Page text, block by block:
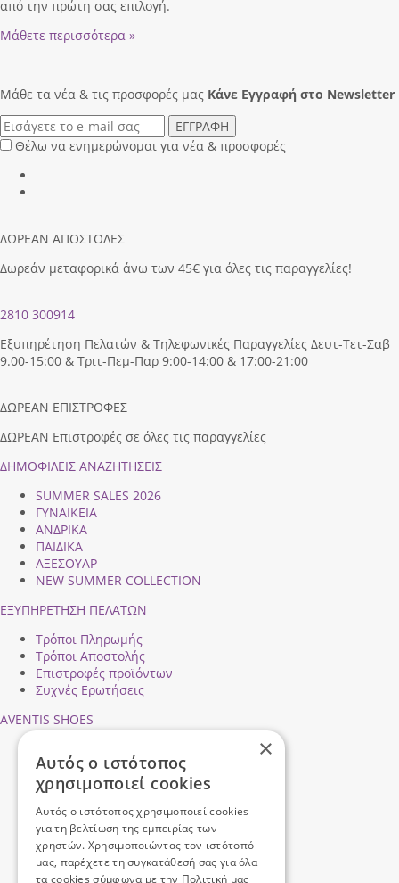
από την πρώτη σας επιλογή.
Μάθετε περισσότερα »
Μάθε τα νέα & τις προσφορές μας Κάνε Eγγραφή στο Newsletter
ΕΓΓΡΑΦΗ
Θέλω να ενημερώνομαι για νέα & προσφορές
ΔΩΡΕΑΝ ΑΠΟΣΤΟΛΕΣ
Δωρεάν μεταφορικά άνω των 45€ για όλες τις παραγγελίες!
2810 300914
Εξυπηρέτηση Πελατών & Τηλεφωνικές Παραγγελίες Δευτ-Τετ-Σαβ
9.00-15:00 & Τριτ-Πεμ-Παρ 9:00-14:00 & 17:00-21:00
ΔΩΡΕΑΝ ΕΠΙΣΤΡΟΦΕΣ
ΔΩΡΕΑΝ Επιστροφές σε όλες τις παραγγελίες
ΔΗΜΟΦΙΛEIΣ ΑΝΑΖΗΤΗΣΕΙΣ
SUMMER SALES 2026
ΓΥΝΑΙΚΕΙΑ
ΑΝΔΡΙΚΑ
ΠΑΙΔΙΚΑ
ΑΞΕΣΟΥΑΡ
NEW SUMMER COLLECTION
ΕΞΥΠΗΡΕΤΗΣΗ ΠΕΛΑΤΩΝ
Τρόποι Πληρωμής
Τρόποι Αποστολής
Επιστροφές προϊόντων
Συχνές Ερωτήσεις
AVENTIS SHOES
Ασφάλεια Συναλλαγών
Προσωπικά Δεδομένα
Όροι Χρήσης
×
Αυτός ο ιστότοπος
χρησιμοποιεί cookies
Αυτός ο ιστότοπος χρησιμοποιεί cookies
για τη βελτίωση της εμπειρίας των
χρηστών. Χρησιμοποιώντας τον ιστότοπό
μας, παρέχετε τη συγκατάθεσή σας για όλα
τα cookies σύμφωνα με την Πολιτική μας